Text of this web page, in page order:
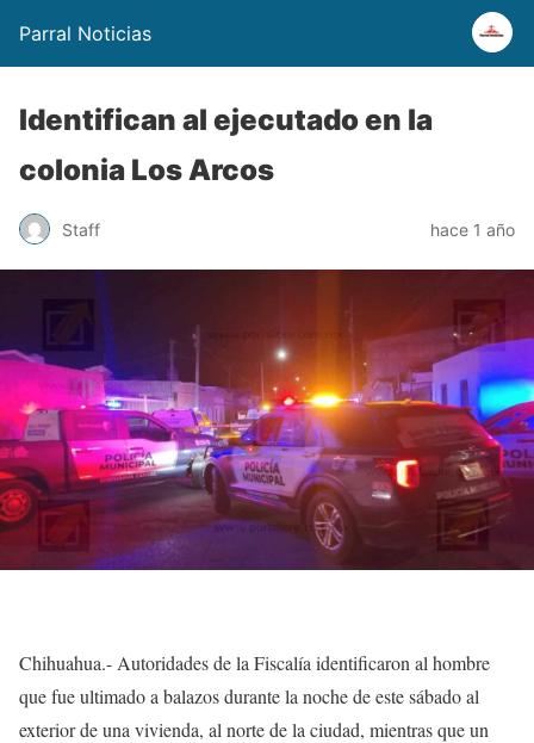
Parral Noticias
Identifican al ejecutado en la
colonia Los Arcos
Staff hace 1 año
Chihuahua.- Autoridades de la Fiscalía identificaron al hombre
que fue ultimado a balazos durante la noche de este sábado al
exterior de una vivienda, al norte de la ciudad, mientras que un